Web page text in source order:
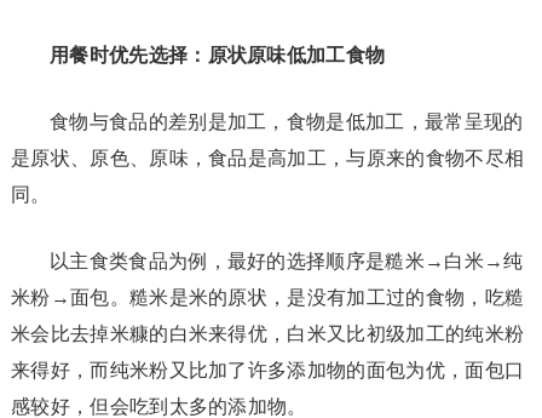
用餐时优先选择：原状原味低加工食物
食物与食品的差别是加工，食物是低加工，最常呈现的
是原状、原色、原味，食品是高加工，与原来的食物不尽相
同。
以主食类食品为例，最好的选择顺序是糙米→白米→纯
米粉→面包。糙米是米的原状，是没有加工过的食物，吃糙
米会比去掉米糠的白米来得优，白米又比初级加工的纯米粉
来得好，而纯米粉又比加了许多添加物的面包为优，面包口
感较好，但会吃到太多的添加物。